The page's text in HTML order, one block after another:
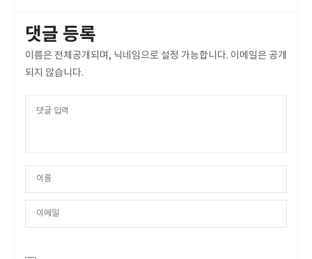
댓글 등록
이름은 전체공개되며, 닉네임으로 설정 가능합니다. 이메일은 공개
되지 않습니다.